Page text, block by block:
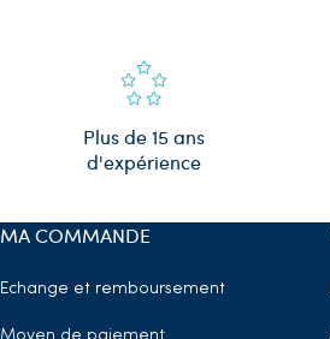
Plus de 15 ans
d'expérience
MA COMMANDE
Echange et remboursement